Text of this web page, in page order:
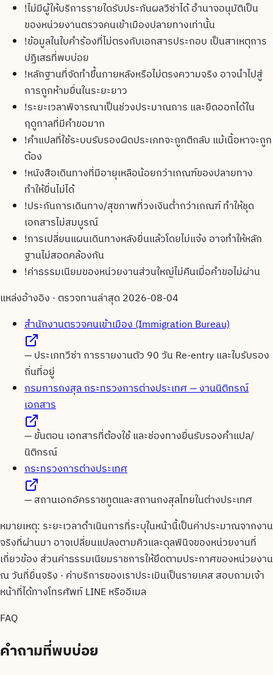
!ไม่มีผู้ให้บริการรายใดรับประกันผลวีซ่าได้ อำนาจอนุมัติเป็น
ของหน่วยงานตรวจคนเข้าเมืองปลายทางเท่านั้น
!ข้อมูลในใบคำร้องที่ไม่ตรงกับเอกสารประกอบ เป็นสาเหตุการ
ปฏิเสธที่พบบ่อย
!หลักฐานที่จัดทำขึ้นภายหลังหรือไม่ตรงความจริง อาจนำไปสู่
การถูกห้ามยื่นในระยะยาว
!ระยะเวลาพิจารณาเป็นช่วงประมาณการ และยืดออกได้ใน
ฤดูกาลที่มีคำขอมาก
!คำแปลที่ใช้ระบบรับรองผิดประเภทจะถูกตีกลับ แม้เนื้อหาจะถูก
ต้อง
!หนังสือเดินทางที่มีอายุเหลือน้อยกว่าเกณฑ์ของปลายทาง
ทำให้ยื่นไม่ได้
!ประกันการเดินทาง/สุขภาพที่วงเงินต่ำกว่าเกณฑ์ ทำให้ชุด
เอกสารไม่สมบูรณ์
!การเปลี่ยนแผนเดินทางหลังยื่นแล้วโดยไม่แจ้ง อาจทำให้หลัก
ฐานไม่สอดคล้องกัน
!ค่าธรรมเนียมของหน่วยงานส่วนใหญ่ไม่คืนเมื่อคำขอไม่ผ่าน
แหล่งอ้างอิง · ตรวจทานล่าสุด 2026-08-04
สำนักงานตรวจคนเข้าเมือง (Immigration Bureau)
—ประเภทวีซ่า การรายงานตัว 90 วัน Re-entry และใบรับรอง
ถิ่นที่อยู่
กรมการกงสุล กระทรวงการต่างประเทศ — งานนิติกรณ์
เอกสาร
—ขั้นตอน เอกสารที่ต้องใช้ และช่องทางยื่นรับรองคำแปล/
นิติกรณ์
กระทรวงการต่างประเทศ
—สถานเอกอัครราชทูตและสถานกงสุลไทยในต่างประเทศ
หมายเหตุ: ระยะเวลาดำเนินการที่ระบุในหน้านี้เป็นค่าประมาณจากงาน
จริงที่ผ่านมา อาจเปลี่ยนแปลงตามคิวและดุลพินิจของหน่วยงานที่
เกี่ยวข้อง ส่วนค่าธรรมเนียมราชการให้ยึดตามประกาศของหน่วยงาน
ณ วันที่ยื่นจริง · ค่าบริการของเราประเมินเป็นรายเคส สอบถามเจ้า
หน้าที่ได้ทางโทรศัพท์ LINE หรืออีเมล
FAQ
คำถามที่พบบ่อย